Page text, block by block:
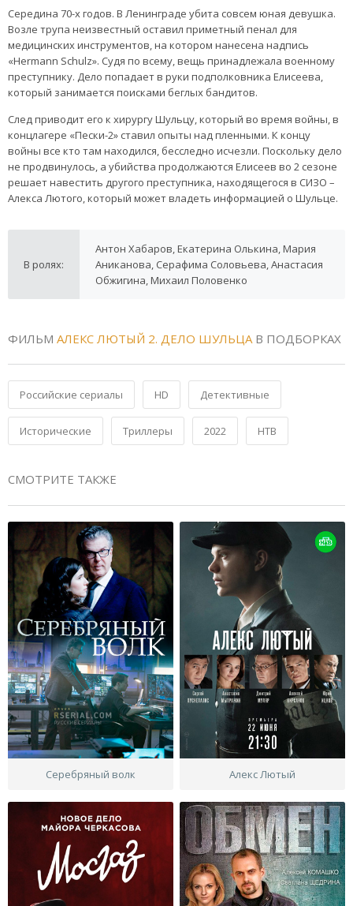
Середина 70-х годов. В Ленинграде убита совсем юная девушка.
Возле трупа неизвестный оставил приметный пенал для
медицинских инструментов, на котором нанесена надпись
«Hermann Schulz». Судя по всему, вещь принадлежала военному
преступнику. Дело попадает в руки подполковника Елисеева,
который занимается поисками беглых бандитов.
След приводит его к хирургу Шульцу, который во время войны, в
концлагере «Пески-2» ставил опыты над пленными. К концу
войны все кто там находился, бесследно исчезли. Поскольку дело
не продвинулось, а убийства продолжаются Елисеев во 2 сезоне
решает навестить другого преступника, находящегося в СИЗО –
Алекса Лютого, который может владеть информацией о Шульце.
В ролях:
Антон Хабаров, Екатерина Олькина, Мария
Аниканова, Серафима Соловьева, Анастасия
Обжигина, Михаил Половенко
ФИЛЬМ АЛЕКС ЛЮТЫЙ 2. ДЕЛО ШУЛЬЦАВ ПОДБОРКАХ
Российские сериалы HD Детективные
Исторические Триллеры 2022 НТВ
СМОТРИТЕ ТАКЖЕ
Серебряный волк Алекс Лютый